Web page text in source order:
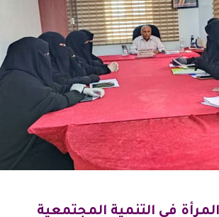
في التنمية المجتمعية